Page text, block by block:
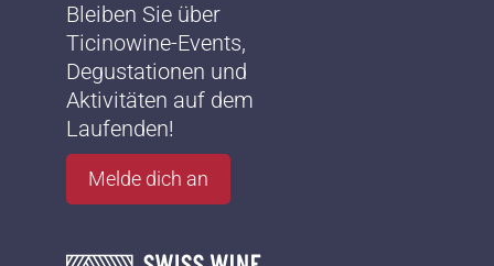
Bleiben Sie über
Ticinowine-Events,
Degustationen und
Aktivitäten auf dem
Laufenden!
Melde dich an